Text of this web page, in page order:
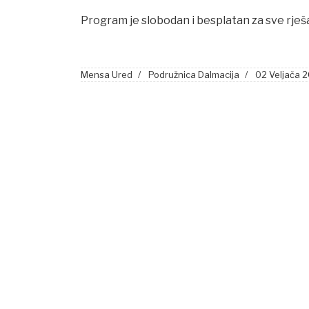
Program je slobodan i besplatan za sve
Mensa Ured Podružnica Dalmacija 02 Veljača